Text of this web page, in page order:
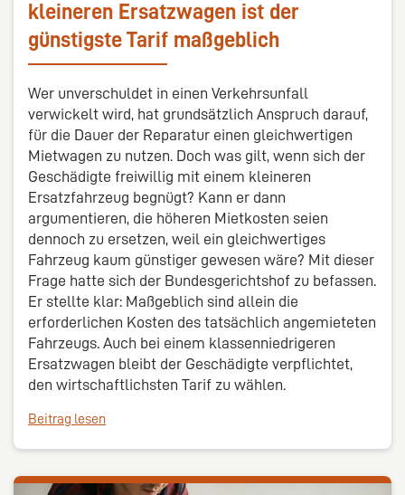
kleineren Ersatzwagen ist der
günstigste Tarif maßgeblich
Wer unverschuldet in einen Verkehrsunfall
verwickelt wird, hat grundsätzlich Anspruch darauf,
für die Dauer der Reparatur einen gleichwertigen
Mietwagen zu nutzen. Doch was gilt, wenn sich der
Geschädigte freiwillig mit einem kleineren
Ersatzfahrzeug begnügt? Kann er dann
argumentieren, die höheren Mietkosten seien
dennoch zu ersetzen, weil ein gleichwertiges
Fahrzeug kaum günstiger gewesen wäre? Mit dieser
Frage hatte sich der Bundesgerichtshof zu befassen.
Er stellte klar: Maßgeblich sind allein die
erforderlichen Kosten des tatsächlich angemieteten
Fahrzeugs. Auch bei einem klassenniedrigeren
Ersatzwagen bleibt der Geschädigte verpflichtet,
den wirtschaftlichsten Tarif zu wählen.
Beitrag lesen